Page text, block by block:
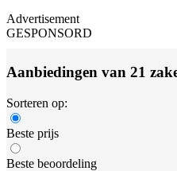
Advertisement
GESPONSORD
Aanbiedingen van 21
Sorteren op:
Beste prijs
Beste beoordeling